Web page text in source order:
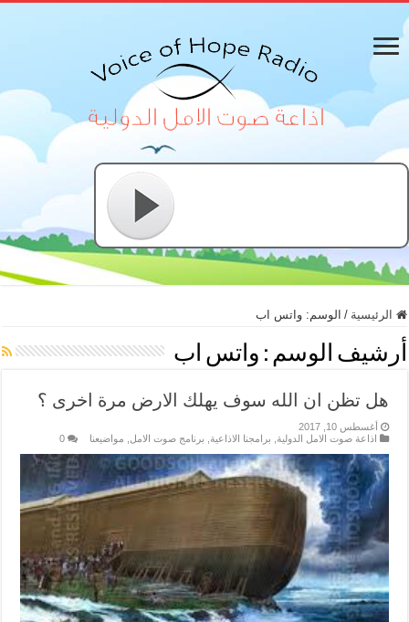
الرئيسية / الوسم: واتس اب
أرشيف الوسم : واتس اب
هل تظن ان الله سوف يهلك الارض مرة اخرى ؟
أغسطس 10, 2017
اذاعة صوت الامل الدولية
برامجنا الاذاعية برنامج صوت الامل مواضيعنا 0